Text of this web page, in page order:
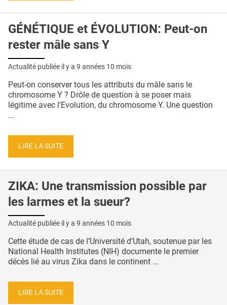
GÉNÉTIQUE et ÉVOLUTION: Peut-on
rester mâle sans Y
Actualité publiée il y a 9 années 10 mois
Peut-on conserver tous les attributs du mâle sans le
chromosome Y ? Drôle de question à se poser mais
légitime avec l'Evolution, du chromosome Y. Une question
...
LIRE LA SUITE
ZIKA: Une transmission possible par
les larmes et la sueur?
Actualité publiée il y a 9 années 10 mois
Cette étude de cas de l’Université d’Utah, soutenue par les
National Health Institutes (NIH) documente le premier
décès lié au virus Zika dans le continent ...
LIRE LA SUITE